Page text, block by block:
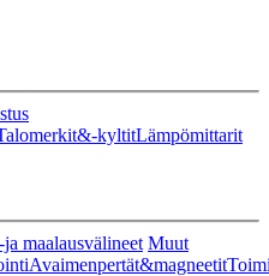
kyltitLämpömittarit
maalausvälineet Muut
Avaimenpertät&magneetit